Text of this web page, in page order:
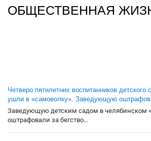
ОБЩЕСТВЕННАЯ
Четверо пятилетних воспитанников детского
ушли в «самоволку». Заведующую
Заведующую детским садом в челябинском
оштрафовали за бегство...